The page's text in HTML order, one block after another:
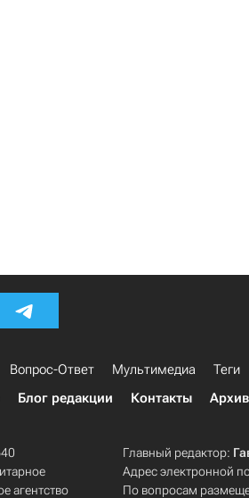
Вопрос-Ответ Мультимедиа
Теги
Блог редакции Контакты Архив
агентство
Главный редактор:
Адрес электронной
По вопросам